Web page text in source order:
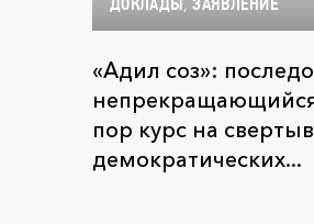
ДОКЛАДЫ ЗАЯВЛЕНИЕ
«Адил соз»:
пор курс на
демократических...